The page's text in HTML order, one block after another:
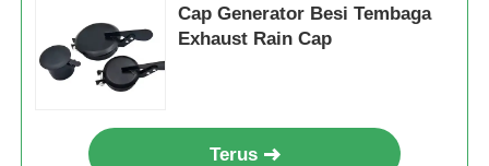
Cap Generator Besi Tembaga
Exhaust Rain Cap
Terus